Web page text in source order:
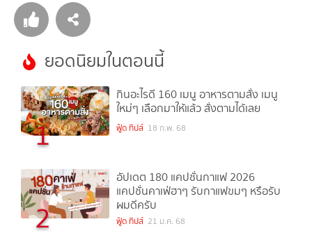
ยอดนิยมในตอนนี้
1
กินอะไรดี 160 เมนู อาหารตามสั่ง เมนู
ใหม่ๆ เลือกมาให้แล้ว สั่งตามได้เลย
ฟู้ด ทิปส์ 18 ก.พ. 68
2
อัปเดต 180 แคปชั่นกาแฟ 2026
แคปชั่นคาเฟ่ฮาๆ รับกาแฟขมๆ หรือรับ
ผมดีครับ
ฟู้ด ทิปส์ 21 ม.ค. 68